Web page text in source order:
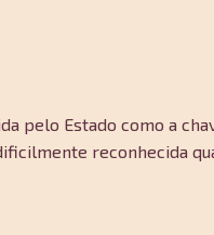
pelo Estado como a
reconhecida